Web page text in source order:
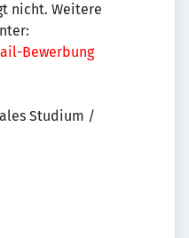
nicht. Weitere
Bewerbung
Studium /